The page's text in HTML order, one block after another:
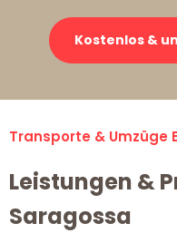
Kostenlos &
Transporte & Umzüge
Leistungen &
Saragossa